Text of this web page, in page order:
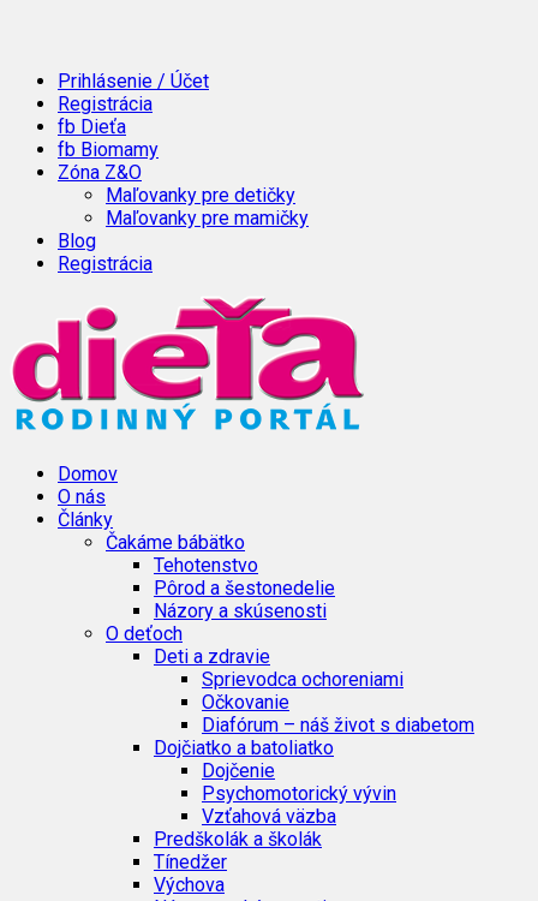
Prihlásenie / Účet
Registrácia
fb Dieťa
fb Biomamy
Zóna Z&O
Maľovanky pre detičky
Maľovanky pre mamičky
Blog
Registrácia
Domov
O nás
Články
Čakáme bábätko
Tehotenstvo
Pôrod a šestonedelie
Názory a skúsenosti
O deťoch
Deti a zdravie
Sprievodca ochoreniami
Očkovanie
Diafórum – náš život s diabetom
Dojčiatko a batoliatko
Dojčenie
Psychomotorický vývin
Vzťahová väzba
Predškolák a školák
Tínedžer
Výchova